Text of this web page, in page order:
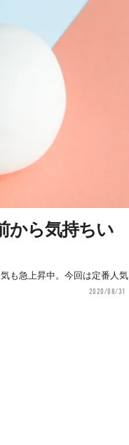
から気持ちい
も急上昇中。今回は定番人気
2020/08/31